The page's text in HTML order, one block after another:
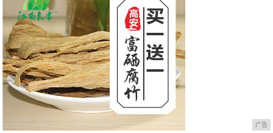
广告